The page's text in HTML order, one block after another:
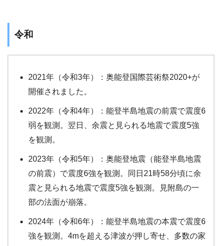
令和
2021年（令和3年）：奥能登国際芸術祭2020+が
開催されました。
2022年（令和4年）：能登半島地震の前震で震度6
弱を観測。翌日、余震と見られる地震で震度5強
を観測。
2023年（令和5年）：奥能登地震（能登半島地震
の前震）で震度6強を観測。同日21時58分頃に余
震と見られる地震で震度5強を観測。見附島の一
部の法面が崩落。
2024年（令和6年）：能登半島地震の本震で震度6
強を観測。4mを超える津波が押し寄せ、多数の家